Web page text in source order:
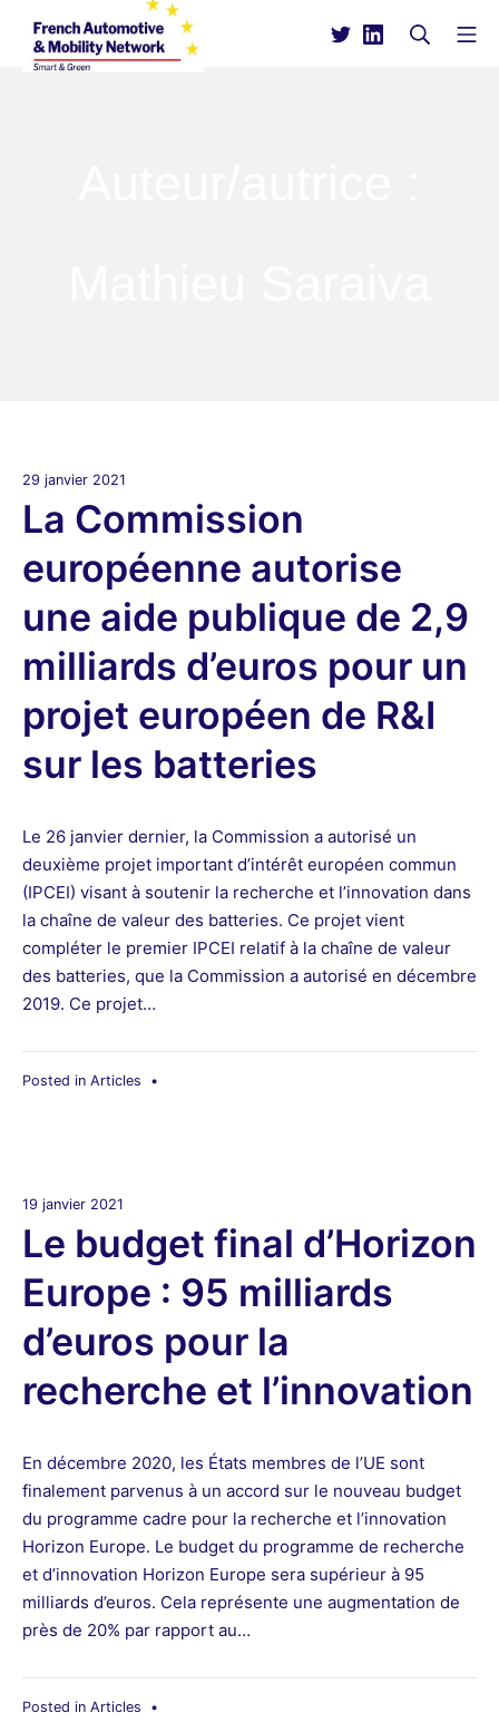
contenu
29 janvier 2021
La Commission
européenne autorise
une aide publique de 2,9
milliards d’euros pour un
projet européen de R&I
sur les batteries
Le 26 janvier dernier, la Commission a autorisé un
deuxième projet important d’intérêt européen commun
(IPCEI) visant à soutenir la recherche et l’innovation dans
la chaîne de valeur des batteries. Ce projet vient
compléter le premier IPCEI relatif à la chaîne de valeur
des batteries, que la Commission a autorisé en décembre
2019. Ce projet…
Posted in Articles •
19 janvier 2021
Le budget final d’Horizon
Europe : 95 milliards
d’euros pour la
recherche et l’innovation
En décembre 2020, les États membres de l’UE sont
finalement parvenus à un accord sur le nouveau budget
du programme cadre pour la recherche et l’innovation
Horizon Europe. Le budget du programme de recherche
et d’innovation Horizon Europe sera supérieur à 95
milliards d’euros. Cela représente une augmentation de
près de 20% par rapport au…
Posted in Articles •